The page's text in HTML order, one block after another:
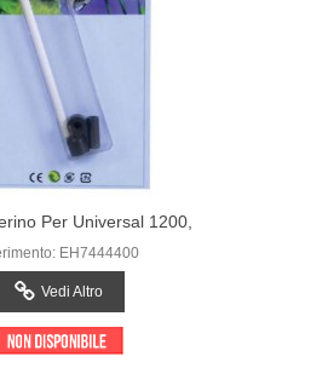
Per Universal 1200,
(2226-2329)
EH7444400
Vedi Altro